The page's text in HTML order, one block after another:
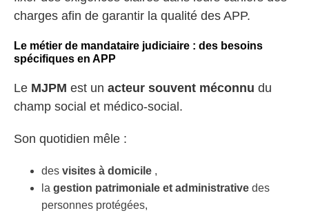
charges afin de garantir la qualité des APP.
Le métier de mandataire judiciaire : des besoins
spécifiques en APP
Le MJPM est un acteur souvent méconnu du
champ social et médico-social.
Son quotidien mêle :
des visites à domicile ,
la gestion patrimoniale et administrative des
personnes protégées,